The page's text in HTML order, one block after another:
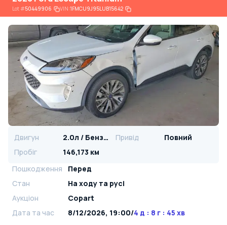
Lot#50449906 VIN:1FMCU9J95LUB15642
Двигун 2.0л / Бензин Привід
Повний
Пробіг
146,173 км
Пошкодження
Перед
Стан
На ​​ходу та русі
Аукціон
Copart
Дата та час
8/12/2026, 19:00/4 д : 8 г : 45 хв